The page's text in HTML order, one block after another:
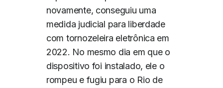
novamente, conseguiu uma
medida judicial para liberdade
com tornozeleira eletrônica em
2022. No mesmo dia em que o
dispositivo foi instalado, ele o
rompeu e fugiu para o Rio de